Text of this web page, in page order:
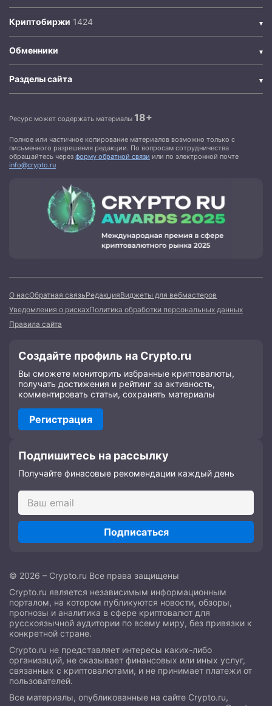
Криптобиржи
Обменники
Разделы сайта
Ресурс может содержать материалы 18+
Полное или частичное копирование материалов возможно только с
письменного разрешения редакции. По вопросам сотрудничества
обращайтесь через форму обратной связи или по электронной почте
info@crypto.ru
О насОбратная связьРедакцияВиджеты для вебмастеров
Уведомления о рискахПолитика обработки персональных данных
Правила сайта
Создайте профиль на Crypto.ru
Вы сможете мониторить избранные криптовалюты,
получать достижения и рейтинг за активность,
комментировать статьи, сохранять материалы
Регистрация
Подпишитесь на рассылку
Получайте финасовые рекомендации каждый день
Подписаться
© 2026 – Crypto.ru Все права защищены
Crypto.ru является независимым информационным
порталом, на котором публикуются новости, обзоры,
прогнозы и аналитика в сфере криптовалют для
русскоязычной аудитории по всему миру, без привязки к
конкретной стране.
Crypto.ru не представляет интересы каких-либо
организаций, не оказывает финансовых или иных услуг,
связанных с криптовалютами, и не принимает платежи от
пользователей.
Все материалы, опубликованные на сайте Crypto.ru,